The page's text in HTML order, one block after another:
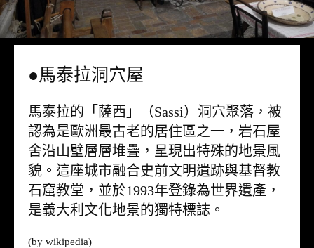
●馬泰拉洞穴屋
馬泰拉的「薩西」（Sassi）洞穴聚落，被
認為是歐洲最古老的居住區之一，岩石屋
舍沿山壁層層堆疊，呈現出特殊的地景風
貌。這座城市融合史前文明遺跡與基督教
石窟教堂，並於1993年登錄為世界遺產，
是義大利文化地景的獨特標誌。
(by wikipedia)